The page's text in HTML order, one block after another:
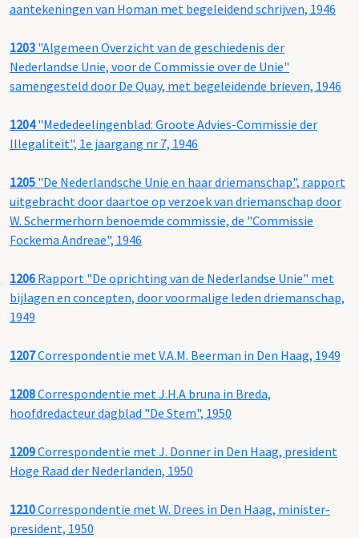
aantekeningen van Homan met begeleidend schrijven, 1946
1203 "Algemeen Overzicht van de geschiedenis der
Nederlandse Unie, voor de Commissie over de Unie"
samengesteld door De Quay, met begeleidende brieven, 1946
1204"Mededeelingenblad: Groote Advies-Commissie der
Illegaliteit", 1e jaargang nr 7, 1946
1205 "De Nederlandsche Unie en haar driemanschap", rapport
uitgebracht door daartoe op verzoek van driemanschap door
W. Schermerhorn benoemde commissie, de "Commissie
Fockema Andreae", 1946
1206 Rapport "De oprichting van de Nederlandse Unie" met
bijlagen en concepten, door voormalige leden driemanschap,
1949
1207Correspondentie met V.A.M. Beerman in Den Haag, 1949
1208Correspondentie met J.H.A bruna in Breda,
hoofdredacteur dagblad "De Stem", 1950
1209Correspondentie met J. Donner in Den Haag, president
Hoge Raad der Nederlanden, 1950
1210Correspondentie met W. Drees in Den Haag, minister-
president, 1950